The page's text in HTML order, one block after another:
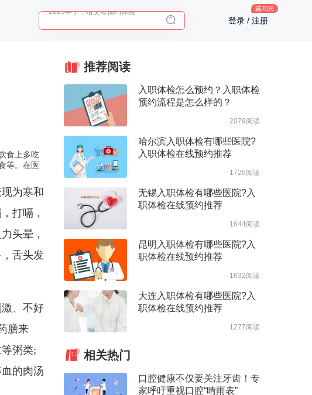
2025年了，给父母预约体检
登录 / 注册
食上多吃
等。在医
为寒和
打嗝，
头晕，
舌头发
、不好
膳来
粥类;
的肉汤
推荐阅读
入职体检怎么预约？入职体检
预约流程是怎么样的？
2079阅读
哈尔滨入职体检有哪些医院?
入职体检在线预约推荐
1726阅读
无锡入职体检有哪些医院?入
职体检在线预约推荐
1644阅读
昆明入职体检有哪些医院?入
职体检在线预约推荐
1632阅读
大连入职体检有哪些医院?入
职体检在线预约推荐
1277阅读
相关热门
口腔健康不仅要关注牙齿！专
家呼吁重视口腔“晴雨表”